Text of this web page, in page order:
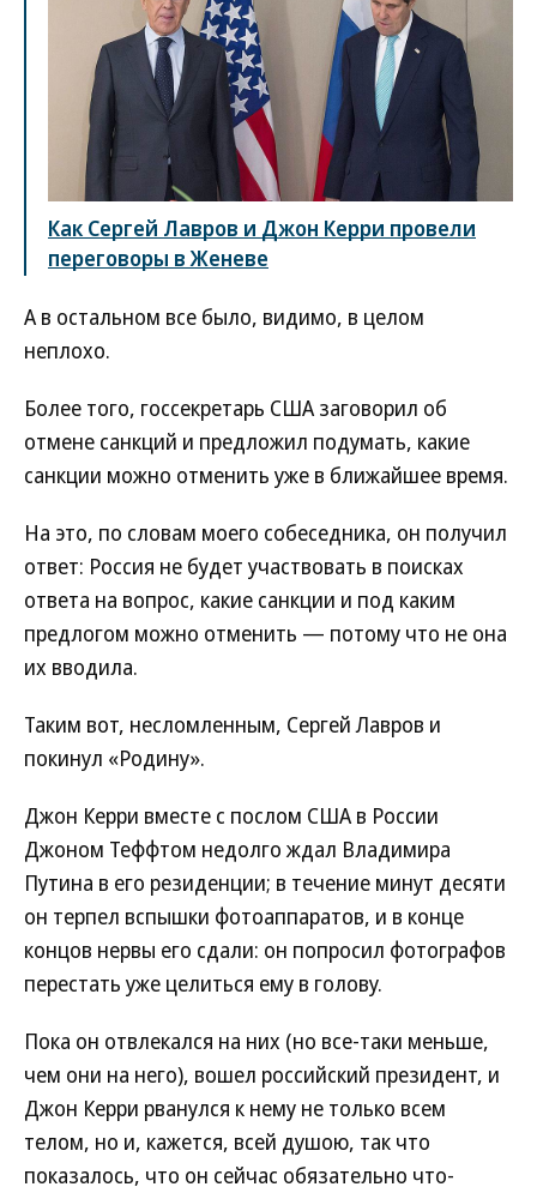
Как Сергей Лавров и Джон Керри провели
переговоры в Женеве
А в остальном все было, видимо, в целом
неплохо.
Более того, госсекретарь США заговорил об
отмене санкций и предложил подумать, какие
санкции можно отменить уже в ближайшее время.
На это, по словам моего собеседника, он получил
ответ: Россия не будет участвовать в поисках
ответа на вопрос, какие санкции и под каким
предлогом можно отменить — потому что не она
их вводила.
Таким вот, несломленным, Сергей Лавров и
покинул «Родину».
Джон Керри вместе с послом США в России
Джоном Теффтом недолго ждал Владимира
Путина в его резиденции; в течение минут десяти
он терпел вспышки фотоаппаратов, и в конце
концов нервы его сдали: он попросил фотографов
перестать уже целиться ему в голову.
Пока он отвлекался на них (но все-таки меньше,
чем они на него), вошел российский президент, и
Джон Керри рванулся к нему не только всем
телом, но и, кажется, всей душою, так что
показалось, что он сейчас обязательно что-